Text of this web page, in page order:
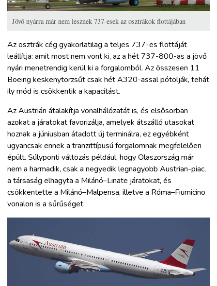
Jövő nyárra már nem lesznek 737-esek az osztrákok flottájában
Az osztrák cég gyakorlatilag a teljes 737-es flottáját
leállítja: amit most nem vont ki, az a hét 737-800-as a jövő
nyári menetrendig kerül ki a forgalomból. Az összesen 11
Boeing keskenytörzsűt csak hét A320-assal pótolják, tehát
ily mód is csökkentik a kapacitást.
Az Austrián átalakítja vonalhálózatát is, és elsősorban
azokat a járatokat favorizálja, amelyek átszálló utasokat
hoznak a júniusban átadott új terminálra, ez egyébként
ugyancsak ennek a tranzittípusú forgalomnak megfelelően
épült. Súlyponti változás például, hogy Olaszország már
nem a harmadik, csak a negyedik legnagyobb Austrian-piac,
a társaság elhagyta a Milánó–Linate járatokat, és
csökkentette a Milánó–Malpensa, illetve a Róma–Fiumicino
vonalon is a sűrűséget.